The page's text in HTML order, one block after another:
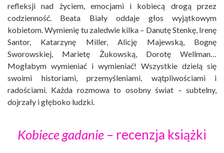
refleksji nad życiem, emocjami i kobiecą drogą przez
codzienność. Beata Biały oddaje głos wyjątkowym
kobietom. Wymienię tu zaledwie kilka – Danutę Stenkę, Irenę
Santor, Katarzynę Miller, Alicję Majewską, Bognę
Sworowskiej, Marietę Żukowską, Dorotę Wellman…
Mogłabym wymieniać i wymieniać! Wszystkie dzielą się
swoimi historiami, przemyśleniami, wątpliwościami i
radościami. Każda rozmowa to osobny świat – subtelny,
dojrzały i głęboko ludzki.
Kobiece gadanie – recenzja książki